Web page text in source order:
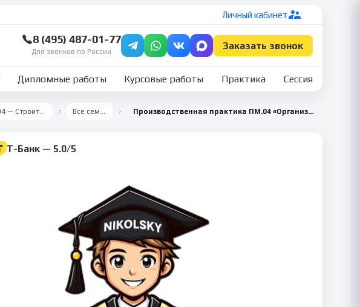
Личный кабинет
8 (495) 487-01-77
Для звонков по России
Заказать звонок
Дипломные работы Курсовые работы Практика Сессия
Производственная практика ПМ.04 — Строительство и эксплуатация зданий и сооружений Все семестры Производственная практика ПМ.04 «Организация видов работ при эксплуатации и реконструкции строительных объектов», 6 семестр — Строительство и эксплуатация зданий и сооружений
Т-Банк — 5.0/5